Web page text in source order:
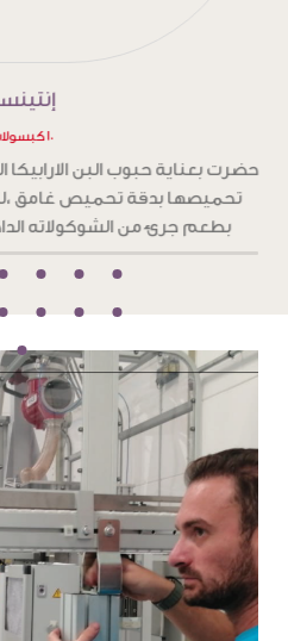
١٠ كبسولات
حضرت بعناية حبوب البن الارابيكا
تحميصها بدقة تحميص غامق
بطعم جرئ من الشوكولاته